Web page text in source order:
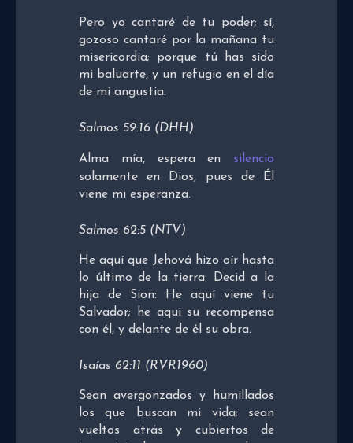
Pero yo cantaré de tu poder; sí,
gozoso cantaré por la mañana tu
misericordia; porque tú has sido
mi baluarte, y un refugio en el día
de mi angustia.
Salmos 59:16 (DHH)
Alma mía, espera en silencio
solamente en Dios, pues de Él
viene mi esperanza.
Salmos 62:5 (NTV)
He aquí que Jehová hizo oír hasta
lo último de la tierra: Decid a la
hija de Sion: He aquí viene tu
Salvador; he aquí su recompensa
con él, y delante de él su obra.
Isaías 62:11 (RVR1960)
Sean avergonzados y humillados
los que buscan mi vida; sean
vueltos atrás y cubiertos de